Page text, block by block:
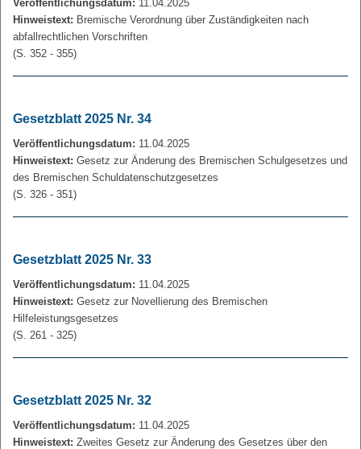
Veröffentlichungsdatum: 11.04.2025
Hinweistext: Bremische Verordnung über Zuständigkeiten nach
abfallrechtlichen Vorschriften
(S. 352 - 355)
Gesetzblatt 2025 Nr. 34
Veröffentlichungsdatum: 11.04.2025
Hinweistext: Gesetz zur Änderung des Bremischen Schulgesetzes und
des Bremischen Schuldatenschutzgesetzes
(S. 326 - 351)
Gesetzblatt 2025 Nr. 33
Veröffentlichungsdatum: 11.04.2025
Hinweistext: Gesetz zur Novellierung des Bremischen
Hilfeleistungsgesetzes
(S. 261 - 325)
Gesetzblatt 2025 Nr. 32
Veröffentlichungsdatum: 11.04.2025
Hinweistext: Zweites Gesetz zur Änderung des Gesetzes über den